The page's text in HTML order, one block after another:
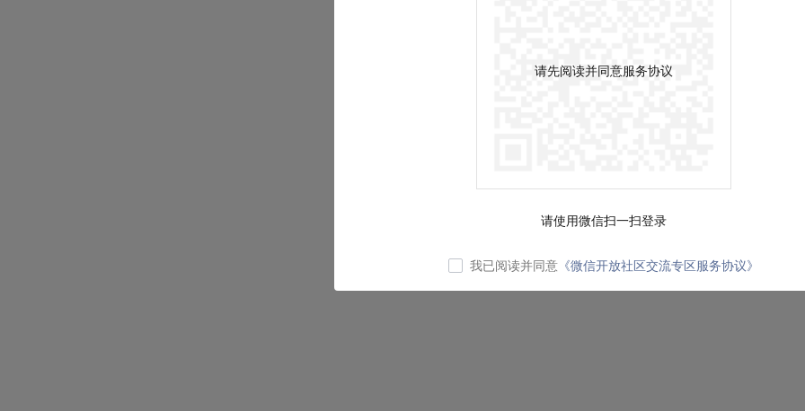
请先阅读并同意服务协议
请使用微信扫一扫登录
我已阅读并同意 《微信开放社区交流专区服务协议》